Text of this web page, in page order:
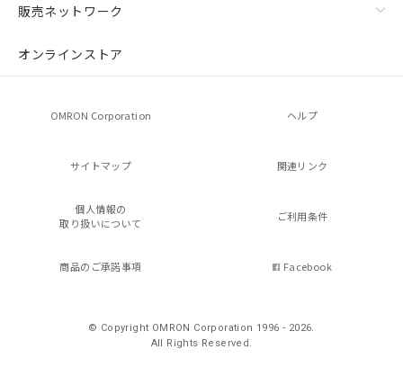
販売ネットワーク
オンラインストア
OMRON Corporation ヘルプ
サイトマップ 関連リンク
個人情報の
取り扱いについて
ご利用条件
商品のご承諾事項 Facebook
© Copyright OMRON Corporation 1996 - 2026.
All Rights Reserved.